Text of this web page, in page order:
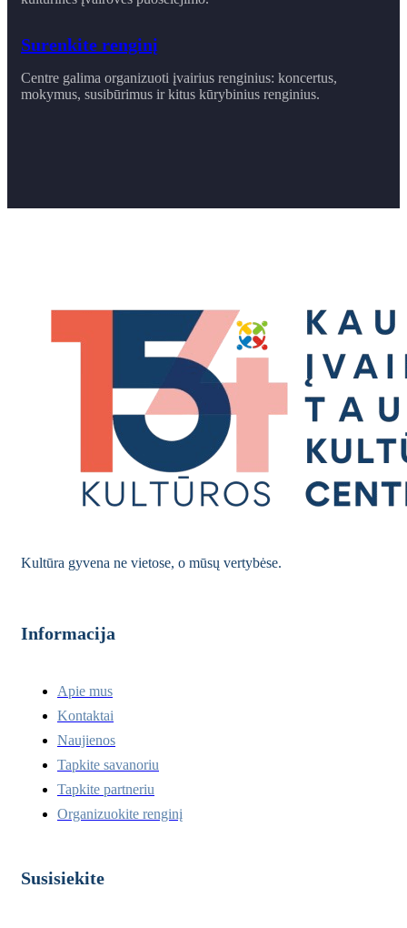
Surenkite renginį
Centre galima organizuoti įvairius renginius: koncertus,
mokymus, susibūrimus ir ​kitus kūrybinius renginius.
Kultūra gyvena ne vietose, o mūsų vertybėse.
Informacija
Apie mus
Kontaktai
Naujienos
Tapkite savanoriu
Tapkite partneriu
Organizuokite renginį
Susisiekite